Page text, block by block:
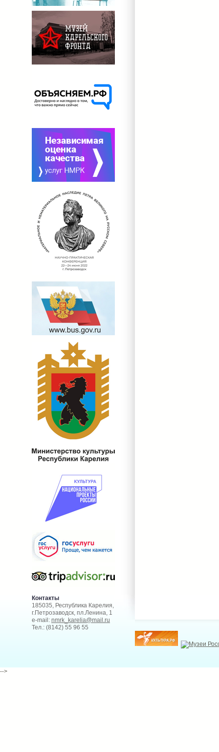
Контакты
185035, Республика Карелия,
г.Петрозаводск, пл.Ленина, 1
e-mail: nmrk_karelia@mail.ru
Тел.: (8142) 55 96 55
-->